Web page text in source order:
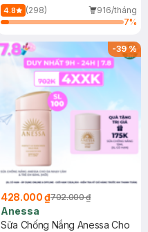
4.8 (298)
916/tháng
7%
-39%
428.000 ₫702.000 ₫
Anessa
Sữa Chống Nắng Anessa Cho